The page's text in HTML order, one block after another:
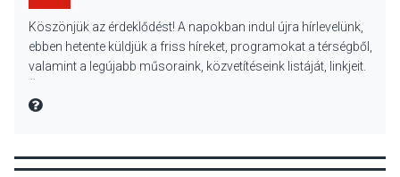
Különleges nyári élményt
kínálnak a szabadtéri
előadások a Skanzenben
KÖZÉLET 2026 AUG 05
Köszönjük az érdeklődést! A napokban indul újra hírlevelünk,
ebben hetente küldjük a friss híreket, programokat a térségből,
valamint a legújabb műsoraink, közvetítéseink listáját, linkjeit.
MIRE MONDTA